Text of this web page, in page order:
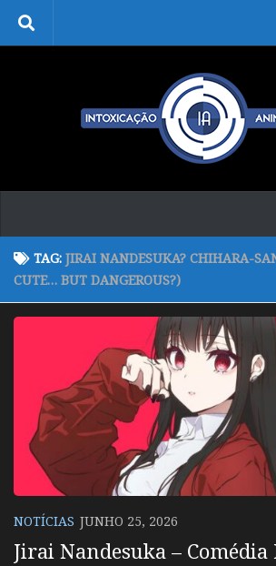
Skip to content
TAG: JIRAI NANDESUKA? CHIHARA-
CUTE… BUT DANGEROUS?)
NOTÍCIAS JUNHO 25, 2026
Jirai Nandesuka –